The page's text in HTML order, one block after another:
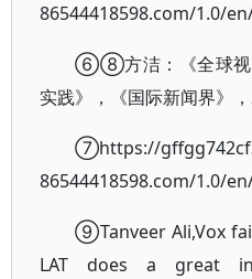
86544418598.com/1.0/
⑥⑧方洁：《全球视
实践》，《国际新闻界》，
⑦https://
86544418598.com/1.0/
⑨Tanveer Ali,Vox
LAT does a great